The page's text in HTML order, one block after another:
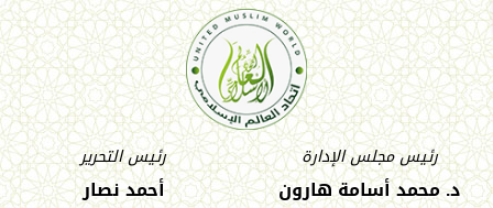
رئيس مجلس الإدارة
د. محمد أسامة هارون
رئيس التحرير
أحمد نصار